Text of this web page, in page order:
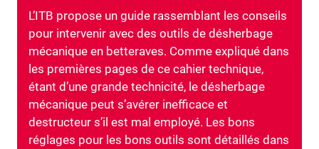
L’ITB propose un guide rassemblant les conseils
pour intervenir avec des outils de désherbage
mécanique en betteraves. Comme expliqué dans
les premières pages de ce cahier technique,
étant d’une grande technicité, le désherbage
mécanique peut s’avérer inefficace et
destructeur s’il est mal employé. Les bons
réglages pour les bons outils sont détaillés dans